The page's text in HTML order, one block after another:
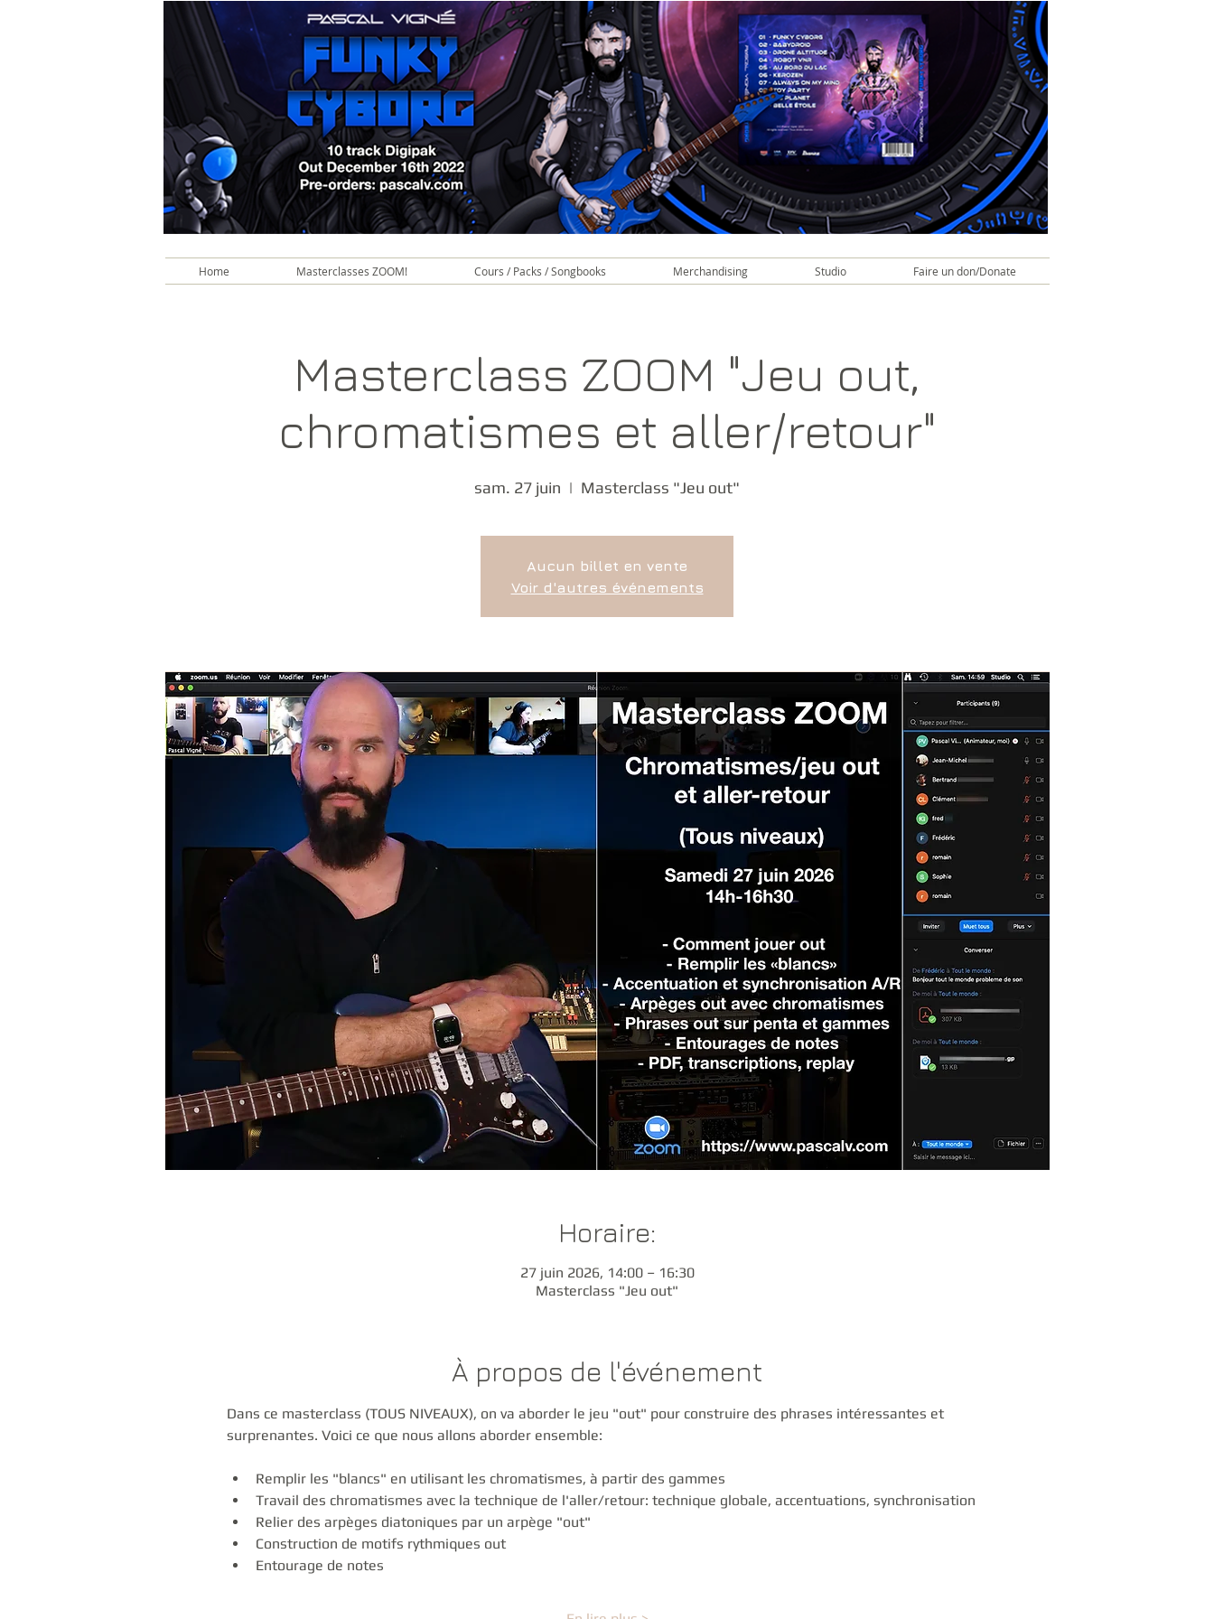
Masterclass ZOOM "Jeu out,
chromatismes et aller/retour"
sam. 27 juin
  |
Masterclass "Jeu out"
Aucun billet en vente
Voir d'autres événements
Horaire:
27 juin 2026, 14:00 – 16:30
Masterclass "Jeu out"
À propos de l'événement
Dans ce masterclass (TOUS NIVEAUX), on va aborder le jeu "out" pour construire des phrases intéressantes et
surprenantes. Voici ce que nous allons aborder ensemble:
Remplir les "blancs" en utilisant les chromatismes, à partir des gammes
Travail des chromatismes avec la technique de l'aller/retour: technique globale, accentuations, synchronisation
Relier des arpèges diatoniques par un arpège "out"
Construction de motifs rythmiques out
Entourage de notes
Home Masterclasses ZOOM! Cours / Packs / Songbooks Merchandising Studio Faire un don/Donate